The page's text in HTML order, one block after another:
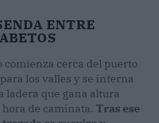
ENTRE
cerca del puerto
los valles y se interna
ladera que gana altura
de caminata. Tras ese